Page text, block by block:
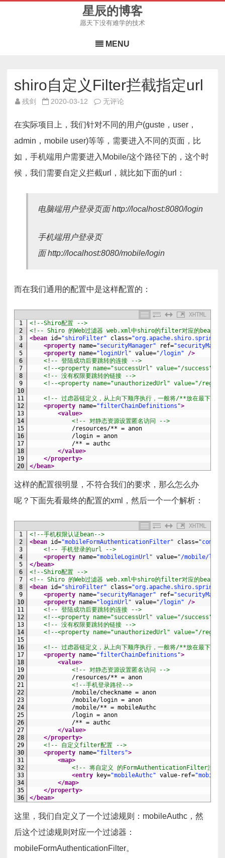
星辰的博客
愿天下没有难学的技术
to
content
MENU
shiro自定义Filter拦截指定url
残剑 2020-03-12
shiro
义
Filter
拦
截
定
无评论
在实际项目上，我们针对不同的用户(guste，user，
admin，mobile user)等等，需要进入不同的页面，比
如，手机端用户需要进入Mobile/这个路径下的，这个时
候，我们需要自定义拦截url，就比如下面的url：
电脑端用户登录页面 http://localhost:8080/login
手机端用户登录页
面 http://localhost:8080/mobile/login
而在我们通用的配置中是这样配置的：
XHTML
1
2
3
4
5
6
7
8
9
10
11
12
13
14
15
16
17
18
19
20
<!--Shiro配置 -->
<!-- Shiro 的Web过滤器 web.xml中shiro的filter对应的bean --
<bean id="shiroFilter" class=
<property name="securityManager" ref=
<property name="loginUrl" value="/login" />
<!-- 登陆成功后要跳转的连接 -->
<!--<property name="successUrl" value="/success" /
<!-- 没有权限要跳转的链接 -->
<!--<property name="unauthorizedUrl" value="/
<!-- 过虑器链定义，从上向下顺序执行，一般将/**放在最下边
<property name="filterChainDefinitions">
<value>
<!-- 对静态资源设置匿名访问 -->
/resources/** = anon
/login = anon
/** = authc
</value>
</property>
</bean>
这样的配置很明显，不符合我们的要求，那么怎么办
呢？下面先看最终的配置的xml，然后一个一个解析：
XHTML
1
2
3
4
5
6
7
8
9
10
11
12
13
14
15
16
17
18
19
20
21
22
23
24
25
26
27
28
29
30
31
32
33
34
35
36
<!--手机权限认证bean-->
<bean id="mobileFormAuthenticationFilter" class=
<!-- 手机登录的url -->
<property name="mobileLoginUrl" value="/mobile/
</bean>
<!--Shiro配置 -->
<!-- Shiro 的Web过滤器 web.xml中shiro的filter对应的bean --
<bean id="shiroFilter" class=
<property name="securityManager" ref=
<property name="loginUrl" value="/login" />
<!-- 登陆成功后要跳转的连接 -->
<!--<property name="successUrl" value="/success" /
<!-- 没有权限要跳转的链接 -->
<!--<property name="unauthorizedUrl" value="/
<!-- 过虑器链定义，从上向下顺序执行，一般将/**放在最下边
<property name="filterChainDefinitions">
<value>
<!-- 对静态资源设置匿名访问 -->
/resources/** = anon
<!--手机登录路径-->
/mobile/checkname = anon
/mobile/login = anon
/mobile/** = mobileAuthc
/login = anon
/** = authc
</value>
</property>
<!-- 自定义filter配置 -->
<property name="filters">
<map>
<!-- 将自定义 的FormAuthenticationFilter注
<entry
key="mobileAuthc" value-ref=
</map>
</property>
</bean>
这里，我们自定义了一个过滤规则：mobileAuthc，然
后这个过滤规则对应一个过滤器：
mobileFormAuthenticationFilter。